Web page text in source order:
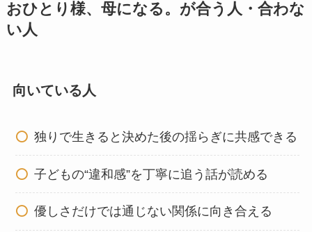
おひとり様、母になる。が合う人・合わな
い人
向いている人
独りで生きると決めた後の揺らぎに共感できる
子どもの“違和感”を丁寧に追う話が読める
優しさだけでは通じない関係に向き合える